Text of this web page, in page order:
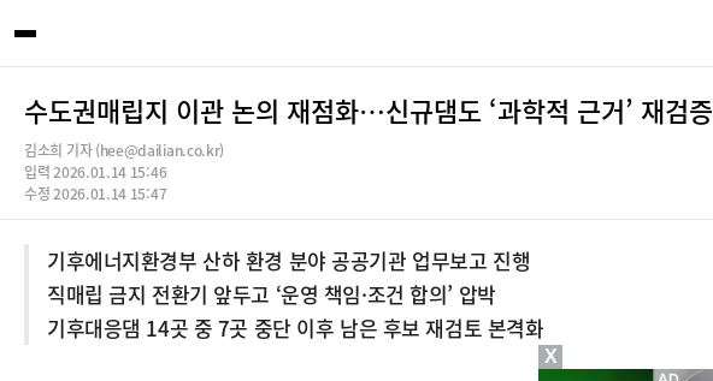
수도권매립지 이관 논의 재점화…신규댐도 ‘과학적 근거’ 재검증
김소희 기자 (hee@dailian.co.kr)
입력 2026.01.14 15:46
수정 2026.01.14 15:47
기후에너지환경부 산하 환경 분야 공공기관 업무보고 진행
직매립 금지 전환기 앞두고 ‘운영 책임·조건 합의’ 압박
기후대응댐 14곳 중 7곳 중단 이후 남은 후보 재검토 본격화
X